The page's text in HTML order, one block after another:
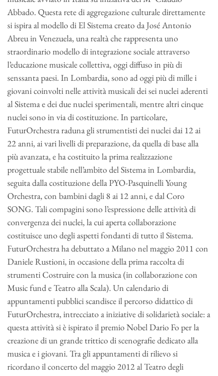
Abbado. Questa rete di aggregazione culturale direttamente
si ispira al modello di El Sistema creato da José Antonio
Abreu in Venezuela, una realtà che rappresenta uno
straordinario modello di integrazione sociale attraverso
l’educazione musicale collettiva, oggi diffuso in più di
senssanta paesi. In Lombardia, sono ad oggi più di mille i
giovani coinvolti nelle attività musicali dei sei nuclei aderenti
al Sistema e dei due nuclei sperimentali, mentre altri cinque
nuclei sono in via di costituzione. In particolare,
FuturOrchestra raduna gli strumentisti dei nuclei dai 12 ai
22 anni, ai vari livelli di preparazione, da quella di base alla
più avanzata, e ha costituito la prima realizzazione
progettuale stabile nell’ambito del Sistema in Lombardia,
seguita dalla costituzione della PYO-Pasquinelli Young
Orchestra, con bambini dagli 8 ai 12 anni, e dal Coro
SONG. Tali compagini sono l’espressione delle attività di
convergenza dei nuclei, la cui aperta collaborazione
costituisce uno degli aspetti fondanti di tutto il Sistema.
FuturOrchestra ha debuttato a Milano nel maggio 2011 con
Daniele Rustioni, in occasione della prima raccolta di
strumenti Costruire con la musica (in collaborazione con
Music fund e Teatro alla Scala). Un calendario di
appuntamenti pubblici scandisce il percorso didattico di
FuturOrchestra, intrecciato a iniziative di solidarietà sociale: a
questa attività si è ispirato il premio Nobel Dario Fo per la
creazione di un grande trittico di scenografie dedicato alla
musica e i giovani. Tra gli appuntamenti di rilievo si
ricordano il concerto del maggio 2012 al Teatro degli